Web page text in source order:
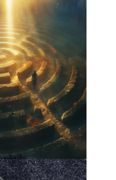
de Nopliv : une